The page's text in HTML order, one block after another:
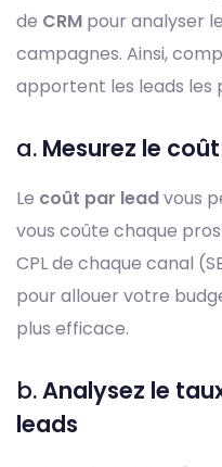
de CRM pour analyser
campagnes. Ainsi,
apportent les leads les
a. Mesurez le
Le coût par leadvous
vous coûte chaque
CPL de chaque canal
pour allouer votre
plus efficace.
b.Analysez le
leads